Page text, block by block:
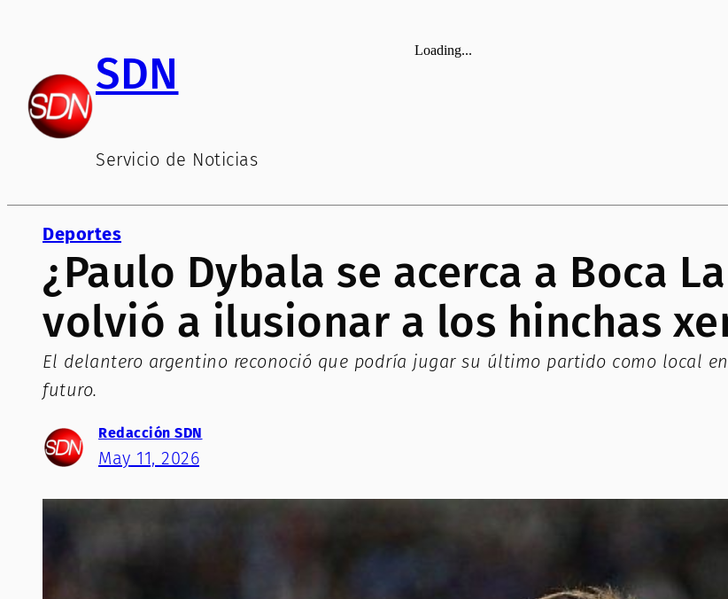
contenido
SDN
Servicio de Noticias
Deportes
¿Paulo Dybala se acerca a Boca
volvió a ilusionar a los hinchas
El delantero argentino reconoció que podría jugar su último partido como local
futuro.
Redacción SDN
May 11, 2026